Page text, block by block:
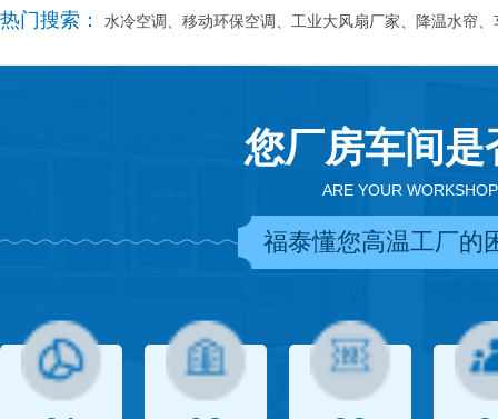
热门搜索： 水冷空调、移动环保空调、工业大风扇厂家、降温水帘
您厂房车间
ARE YOUR
福泰懂您高温工厂的